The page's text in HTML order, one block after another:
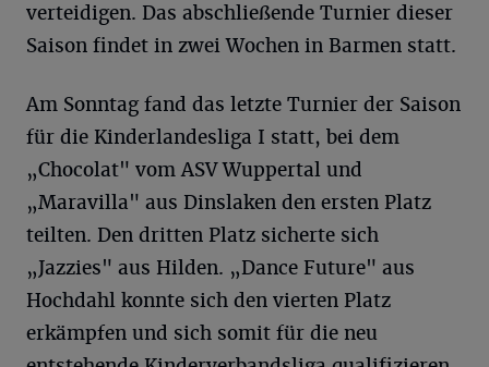
verteidigen. Das abschließende Turnier dieser
Saison findet in zwei Wochen in Barmen statt.
Am Sonntag fand das letzte Turnier der Saison
für die Kinderlandesliga I statt, bei dem
„Chocolat" vom ASV Wuppertal und
„Maravilla" aus Dinslaken den ersten Platz
teilten. Den dritten Platz sicherte sich
„Jazzies" aus Hilden. „Dance Future" aus
Hochdahl konnte sich den vierten Platz
erkämpfen und sich somit für die neu